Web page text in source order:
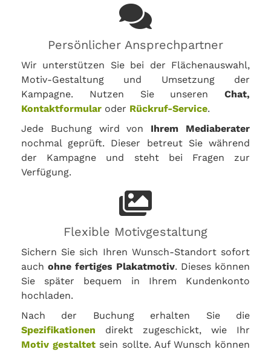
Persönlicher Ansprechpartner
Wir unterstützen Sie bei der Flächenauswahl,
Motiv-Gestaltung und Umsetzung der
Kampagne. Nutzen Sie unseren Chat,
Kontaktformular oder Rückruf-Service.
Jede Buchung wird von Ihrem Mediaberater
nochmal geprüft. Dieser betreut Sie während
der Kampagne und steht bei Fragen zur
Verfügung.
Flexible Motivgestaltung
Sichern Sie sich Ihren Wunsch-Standort sofort
auch ohne fertiges Plakatmotiv. Dieses können
Sie später bequem in Ihrem Kundenkonto
hochladen.
Nach der Buchung erhalten Sie die
Spezifikationen direkt zugeschickt, wie Ihr
Motiv gestaltet sein sollte. Auf Wunsch können